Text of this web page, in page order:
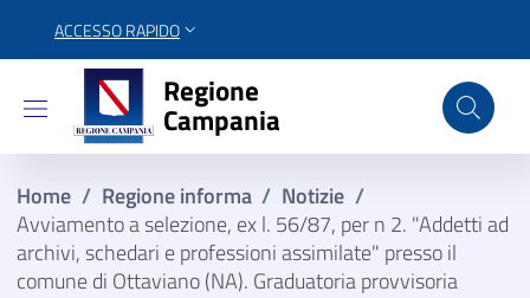
ACCESSO RAPIDO
Regione Campania
Regione
Campania
Home / Regione informa / Notizie /
Avviamento a selezione, ex l. 56/87, per n 2. "Addetti ad
archivi, schedari e professioni assimilate" presso il
comune di Ottaviano (NA). Graduatoria provvisoria